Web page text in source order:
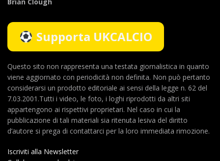
Supporta UKCALCIO
Questo sito non rappresenta una testata giornalistica in quanto
viene aggiornato con periodicità non definita. Non può pertanto
considerarsi un prodotto editoriale ai sensi della legge n. 62 del
7.03.2001.Tutti i video, le foto, i loghi riprodotti da altri siti
appartengono ai rispettivi proprietari. Nel caso in cui la
pubblicazione di tali materiali sia ritenuta lesiva del diritto
d’autore si prega di contattarci per la loro immediata rimozione.
Iscriviti alla Newsletter